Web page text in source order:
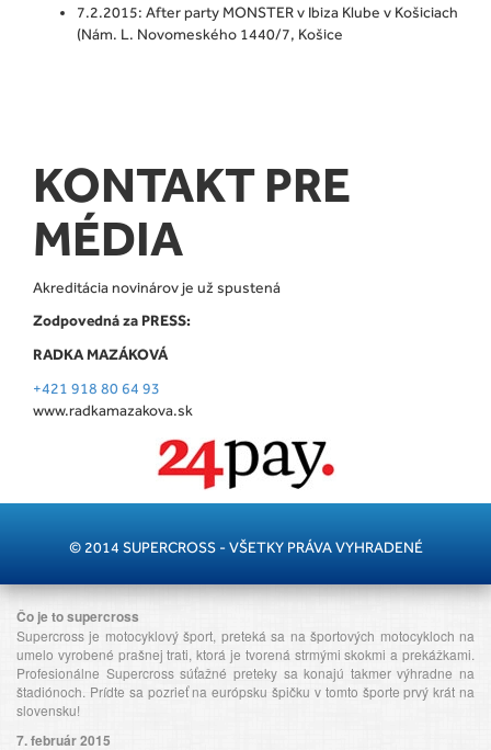
7.2.2015: After party MONSTER v Ibiza Klube v Košiciach
(Nám. L. Novomeského 1440/7, Košice
KONTAKT PRE
MÉDIA
Akreditácia novinárov je už spustená
Zodpovedná za PRESS:
RADKA MAZÁKOVÁ
+421 918 80 64 93
www.radkamazakova.sk
© 2014 SUPERCROSS - VŠETKY PRÁVA VYHRADENÉ
Čo je to supercross
Supercross je motocyklový šport, preteká sa na športových motocykloch na
umelo vyrobené prašnej trati, ktorá je tvorená strmými skokmi a prekážkami.
Profesionálne Supercross súťažné preteky sa konajú takmer výhradne na
štadiónoch. Prídte sa pozrieť na európsku špičku v tomto športe prvý krát na
slovensku!
7. február 2015